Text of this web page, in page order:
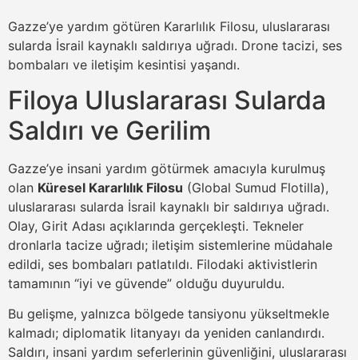
Gazze’ye yardım götüren Kararlılık Filosu, uluslararası
sularda İsrail kaynaklı saldırıya uğradı. Drone tacizi, ses
bombaları ve iletişim kesintisi yaşandı.
Filoya Uluslararası Sularda
Saldırı ve Gerilim
Gazze’ye insani yardım götürmek amacıyla kurulmuş
olan Küresel Kararlılık Filosu (Global Sumud Flotilla),
uluslararası sularda İsrail kaynaklı bir saldırıya uğradı.
Olay, Girit Adası açıklarında gerçekleşti. Tekneler
dronlarla tacize uğradı; iletişim sistemlerine müdahale
edildi, ses bombaları patlatıldı. Filodaki aktivistlerin
tamamının “iyi ve güvende” olduğu duyuruldu.
Bu gelişme, yalnızca bölgede tansiyonu yükseltmekle
kalmadı; diplomatik litanyayı da yeniden canlandırdı.
Saldırı, insani yardım seferlerinin güvenliğini, uluslararası